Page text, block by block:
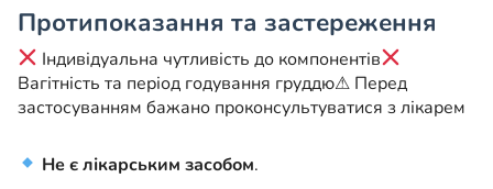
Протипоказання та застереження
Індивідуальна чутливість до компонентів
Вагітність та період годування груддю⚠ Перед
застосуванням бажано проконсультуватися з лікарем
Не є лікарським засобом.